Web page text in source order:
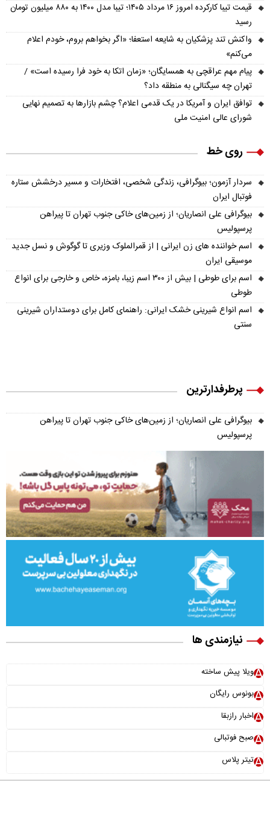
قیمت تیبا کارکرده امروز ۱۶ مرداد ۱۴۰۵؛ تیبا مدل ۱۴۰۰ به ۸۸۰ میلیون تومان
رسید
واکنش تند پزشکیان به شایعه استعفا؛ «اگر بخواهم بروم، خودم اعلام
می‌کنم»
پیام مهم عراقچی به همسایگان؛ «زمان اتکا به خود فرا رسیده است» /
تهران چه سیگنالی به منطقه داد؟
توافق ایران و آمریکا در یک قدمی اعلام؟ چشم بازارها به تصمیم نهایی
شورای عالی امنیت ملی
روی خط
سردار آزمون؛ بیوگرافی، زندگی شخصی، افتخارات و مسیر درخشش ستاره
فوتبال ایران
بیوگرافی علی انصاریان؛ از زمین‌های خاکی جنوب تهران تا پیراهن
پرسپولیس
اسم خواننده های زن ایرانی | از قمرالملوک وزیری تا گوگوش و نسل جدید
موسیقی ایران
اسم برای طوطی | بیش از ۳۰۰ اسم زیبا، بامزه، خاص و خارجی برای انواع
طوطی
اسم انواع شیرینی خشک ایرانی: راهنمای کامل برای دوستداران شیرینی
سنتی
پرطرفدارترین
بیوگرافی علی انصاریان؛ از زمین‌های خاکی جنوب تهران تا پیراهن
پرسپولیس
نیازمندی ها
ویلا پیش ساخته
بونوس رایگان
اخبار رازبقا
صبح فوتبالی
تیتر پلاس